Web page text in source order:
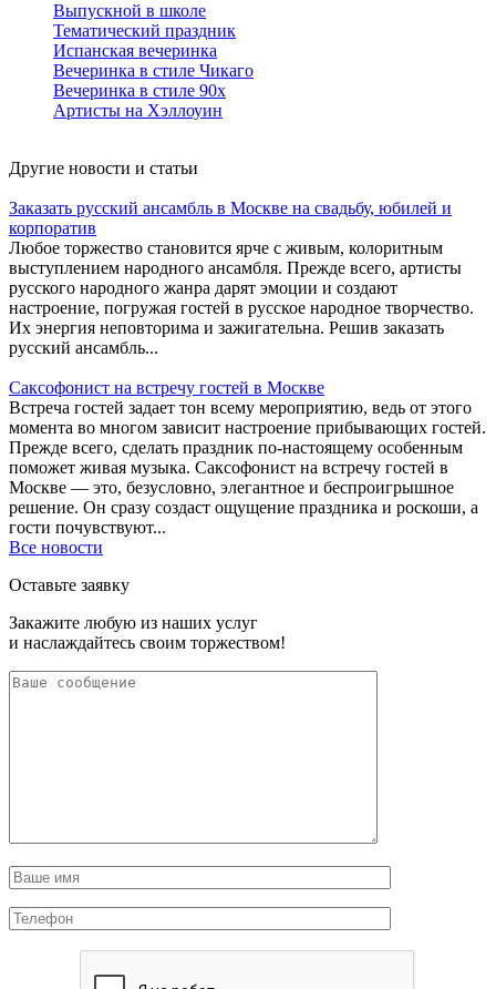
Выпускной в школе
Тематический праздник
Испанская вечеринка
Вечеринка в стиле Чикаго
Вечеринка в стиле 90х
Артисты на Хэллоуин
Другие новости и статьи
Заказать русский ансамбль в Москве на свадьбу, юбилей и
корпоратив
Любое торжество становится ярче с живым, колоритным
выступлением народного ансамбля. Прежде всего, артисты
русского народного жанра дарят эмоции и создают
настроение, погружая гостей в русское народное творчество.
Их энергия неповторима и зажигательна. Решив заказать
русский ансамбль...
Саксофонист на встречу гостей в Москве
Встреча гостей задает тон всему мероприятию, ведь от этого
момента во многом зависит настроение прибывающих гостей.
Прежде всего, сделать праздник по-настоящему особенным
поможет живая музыка. Саксофонист на встречу гостей в
Москве — это, безусловно, элегантное и беспроигрышное
решение. Он сразу создаст ощущение праздника и роскоши, а
гости почувствуют...
Все новости
Оставьте заявку
Закажите любую из наших услуг
и наслаждайтесь своим торжеством!